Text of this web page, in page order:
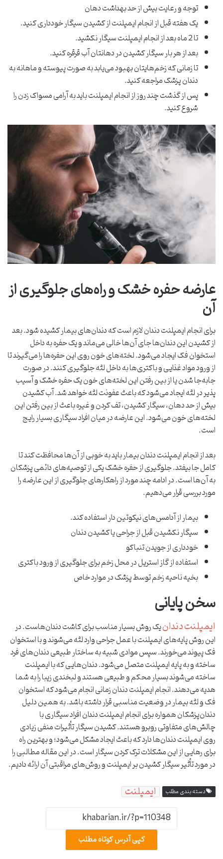
توجه و رعایت بیش از حد بهداشت دهان
یک هفته قبل از انجام ایمپلنت از کشیدن سیگار خودداری کنید.
تا 2 ماه بعد از انجام ایمپلنت سیگار نکشید.
بعد از هر بار سیگار کشیدن در دهانتان آب قرقره کنید.
تا زمانی که زخم‌هایتان بهبود می‌یابد به صورت پیوسته و ماهانه به
دندان پزشک مراجعه کنید.
پس از گذشت چند روز از انجام ایمپلنت باید به آرامی مسواک زدن را
شروع کنید.
عارضه حفره خشک و راه‌های جلوگیری از
آن
برای انجام ایمپلنت دندان لازم است که دندان‌های بیمار کشیده شود. بعد
از کشیدن این دندان‌ها جای آن‌ها خالی می‌ماند و یک حفره به داخل
استخوان فک ایجاد می‌شود. لخته‌های خون روی این حفره‌ها را می‌گیرند تا
از ورود مواد غذایی و باکتری‌ها به داخل لثه جلوگیری کنند. در صورت
جابه‌جا شدن یا از بین رفتن این لخته‌های خون یک حفره خشک و آسیب
پذیر در لثه ایجاد می‌شود که باعث عفونت لثه خواهد شد. آب کشیدن
بیش از حد دهان، سیگار کشیدن، تف کردن و غیره باعث از بین رفتن این
لخته‌های خون می‌شود. این عارضه در میان افراد سیگاری بسیار رایج
است.
بعد از انجام ایمپلنت دندان بیمار باید به خوبی از آن‌ها محافظت کند تا
کامل جا بیفتد. جلوگیری از حفره خشک یکی از توصیه‌های دائمی پزشکان
به آن‌ها است. در ادامه چند مورد از راهکارهای جلوگیری از این عارضه را
مورد بررسی قرار می‌دهیم.
بیمار از آدامس‌های نیکوتین دار استفاده کند.
سیگار نکشیدن قبل از جراحی یا کشیدن دندان
خودداری از جویدن تنباکو
استفاده از گاز استریل در محل زخم برای جلوگیری از ورود باکتری
بخیه ناحیه زخم توسط پزشک در موارد خاص
سخن پایانی
ایمپلنت دندانیک روش بسیار مناسب برای کاشت دندان‌هاست. در
این روش پایه‌های ایمپلنت با عمل جراحی وارد لثه می‌شوند و با استخوان
فک پیوند می‌خورند. سپس موادی شبیه به ساختار طبیعی دندان‌های فرد
ساخته و به پایه ایمپلنت متصل می‌شود. دندان‌هایی که با ایمپلنت
ساخته می‌شوند بسیار محکم و طبیعی هستند و لبخندی زیبا را به شما
هدیه می‌دهند. انجام ایمپلنت دندان زمانی انجام می‌شود که استخوان
فک و لثه بیمار در وضعیت مناسبی قرار داشته باشد. به همین دلیل
دندان‌پزشکان همواره برای انجام ایمپلنت دندان افراد سیگاری با
چالش‌های متفاوتی روبرو هستند. کشیدن سیگار تأثیرات منفی زیادی
روی ایمپلنت دندان‌ها دارد که باعث ایجاد مشکل می‌شود؛ و بهترین راه
برای رهایی از این مشکلات ترک کردن سیگار است. در این مقاله مطالبی را
در مورد تأثیر سیگار کشیدن بر ایمپلنت و روش‌های مراقبتی آن ارائه دادیم.
دسته بندی مطلب ایمپلنت
کپی آدرس کوتاه مطلب